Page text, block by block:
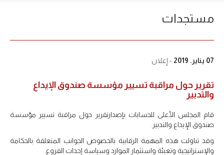
مستجدات
07 يناير. 2019 - إعلان
تقرير حول مراقبة تسيير مؤسسة صندوق الإيداع
والتدبير
قام المجلس الأعلى للحسابات بإصدارتقرير حول مراقبة تسيير مؤسسة
صندوق الإيداع والتدبير.
وقد تناولت هذه المهمة الرقابية بالخصوص الجوانب المتعلقة بالحكامة
والإستراتيجية وتعبئة واستثمار الموارد وسياسة إحداث الفروع.